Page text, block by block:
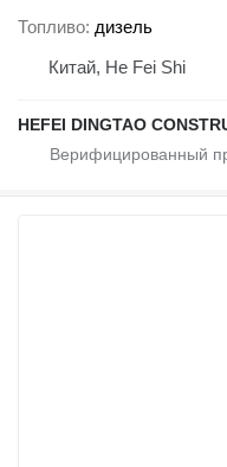
Топливо дизель
Китай, He Fei Shi